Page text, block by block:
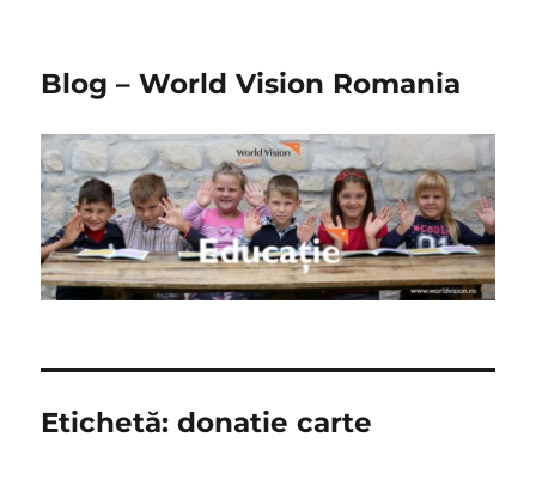
Blog – World Vision Romania
Etichetă:donatie carte